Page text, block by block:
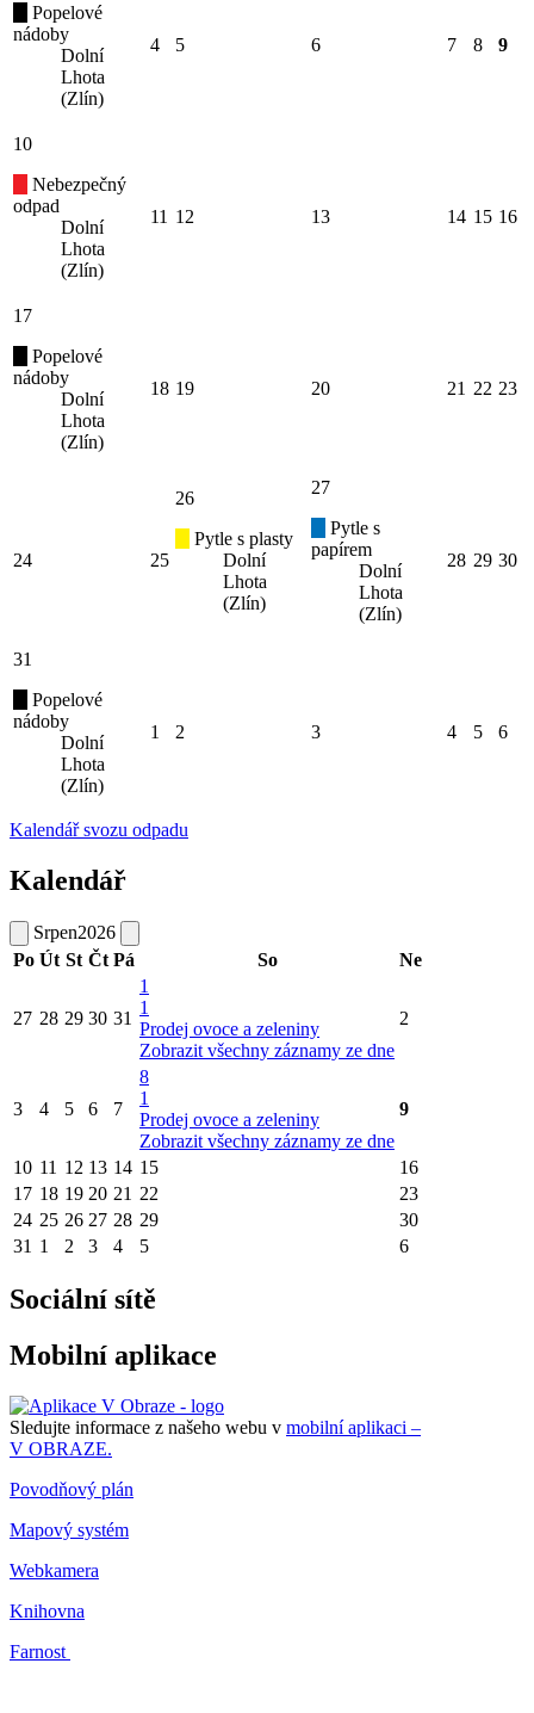
Popelové
nádoby
Dolní
Lhota
(Zlín)
4 5 6 7 8 9
10
Nebezpečný
odpad
Dolní
Lhota
(Zlín)
11 12 13 14 15 16
17
Popelové
nádoby
Dolní
Lhota
(Zlín)
18 19 20 21 22 23
24 25
26
Pytle s plasty
Dolní
Lhota
(Zlín)
27
Pytle s
papírem
Dolní
Lhota
(Zlín)
28 29 30
31
Popelové
nádoby
Dolní
Lhota
(Zlín)
1 2 3 4 5 6
Kalendář svozu odpadu
Kalendář
Srpen2026
Po Út St Čt Pá So Ne
27 28 29 30 31
1
1
Prodej ovoce a zeleniny
Zobrazit všechny záznamy ze dne
2
3 4 5 6 7
8
1
Prodej ovoce a zeleniny
Zobrazit všechny záznamy ze dne
9
10 11 12 13 14 15
16
17 18 19 20 21 22
23
24 25 26 27 28 29
30
31 1 2 3 4 5 6
Sociální sítě
Mobilní aplikace
Sledujte informace z našeho webu v mobilní aplikaci –
V OBRAZE.
Povodňový plán
Mapový systém
Webkamera
Knihovna
Farnost